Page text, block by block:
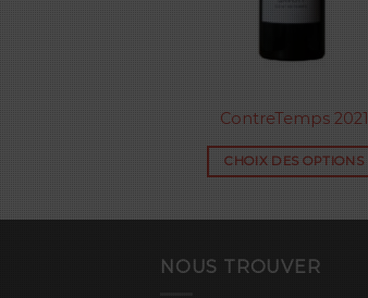
ContreTemps 2021
CHOIX DES OPTIONS
NOUS TROUVER